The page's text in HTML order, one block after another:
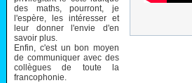
des maths, pourront, je
l'espère, les intéresser et
leur donner l'envie d'en
savoir plus.
Enfin, c'est un bon moyen
de communiquer avec des
collègues de toute la
francophonie.